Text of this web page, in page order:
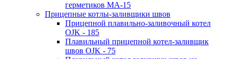
герметиков МА-15
Прицепные котлы-заливщики швов
Прицепной плавильно-заливочный котел
OJK - 185
Плавильный прицепной котел-заливщик
швов OJK - 75